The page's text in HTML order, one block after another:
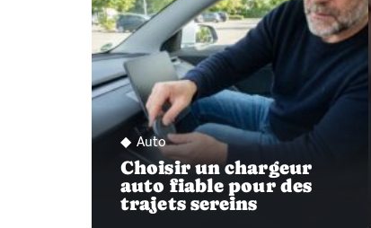
Auto
Choisir un chargeur
auto fiable pour des
trajets sereins